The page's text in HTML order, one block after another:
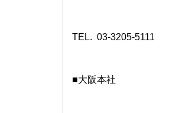
TEL. 03-3205-5111
■大阪本社